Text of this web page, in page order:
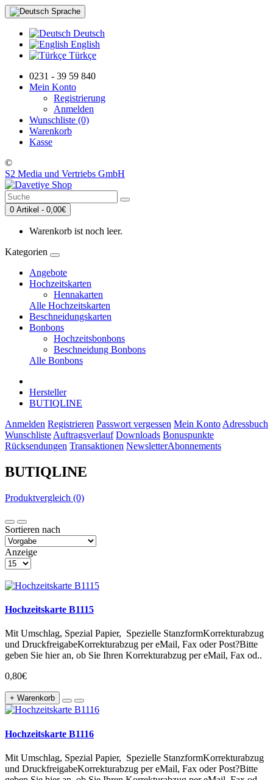
Sprache
Deutsch
English
Türkçe
0231 - 39 59 840
Mein Konto
Registrierung
Anmelden
Wunschliste (0)
Warenkorb
Kasse
©
S2 Media und Vertriebs GmbH
0 Artikel - 0,00€
Warenkorb ist noch leer.
Kategorien
Angebote
Hochzeitskarten
Hennakarten
Alle Hochzeitskarten
Beschneidungskarten
Bonbons
Hochzeitsbonbons
Beschneidung Bonbons
Alle Bonbons
Hersteller
BUTIQLINE
Anmelden Registrieren Passwort vergessen Mein Konto Adressbuch
Wunschliste Auftragsverlauf Downloads Bonuspunkte
Rücksendungen Transaktionen NewsletterAbonnements
BUTIQLINE
Produktvergleich (0)
Sortieren nach
Anzeige
Hochzeitskarte B1115
Mit Umschlag, Spezial Papier, Spezielle StanzformKorrekturabzug
und DruckfreigabeKorrekturabzug per eMail, Fax oder Post?Bitte
geben Sie hier an, ob Sie Ihren Korrekturabzug per eMail, Fax od..
0,80€
+ Warenkorb
Hochzeitskarte B1116
Mit Umschlag, Spezial Papier, Spezielle StanzformKorrekturabzug
und DruckfreigabeKorrekturabzug per eMail, Fax oder Post?Bitte